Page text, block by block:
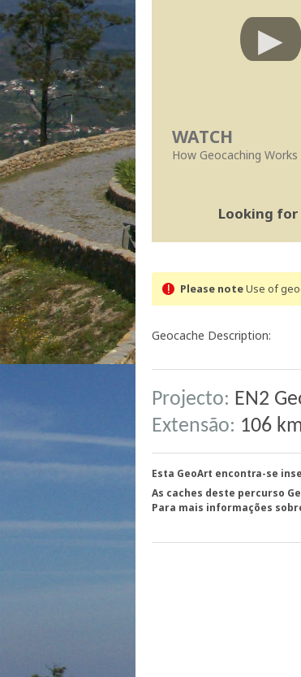
WATCH
How Geocaching Works
Looking
Please noteUse of
Geocache Description:
Projecto: EN2
Extensão: 106 km
Esta GeoArt encontra-se
As caches deste percurso
Para mais informações